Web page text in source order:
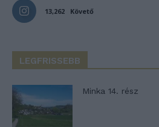
13,262 Követő
LEGFRISSEBB
Minka 14. rész